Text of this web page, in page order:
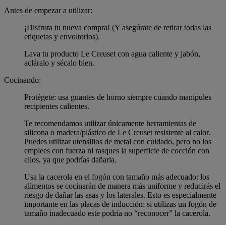
Antes de empezar a utilizar:
¡Disfruta tu nueva compra! (Y asegúrate de retirar todas las
etiquetas y envoltorios).
Lava tu producto Le Creuset con agua caliente y jabón,
acláralo y sécalo bien.
Cocinando:
Protégete: usa guantes de horno siempre cuando manipules
recipientes calientes.
Te recomendamos utilizar únicamente herramientas de
silicona o madera/plástico de Le Creuset resistente al calor.
Puedes utilizar utensilios de metal con cuidado, pero no los
emplees con fuerza ni rasques la superficie de cocción con
ellos, ya que podrías dañarla.
Usa la cacerola en el fogón con tamaño más adecuado: los
alimentos se cocinarán de manera más uniforme y reducirás el
riesgo de dañar las asas y los laterales. Esto es especialmente
importante en las placas de inducción: si utilizas un fogón de
tamaño inadecuado este podría no “reconocer” la cacerola.